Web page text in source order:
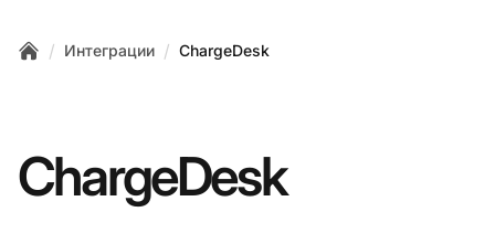
/ Интеграции / ChargeDesk
ChargeDesk